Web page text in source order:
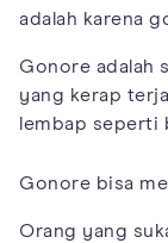
adalah karena
Gonore adalah
yang kerap
lembap seperti
Gonore bisa
Orang yang